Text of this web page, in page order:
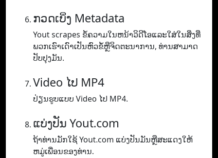
ກວດເບິ່ງ Metadata
Yout scrapes ຂໍ້ຄວາມໃນຫນ້າວິດີໂອແລະໃສ່ໃນສິ່ງທີ່
ພວກເຮົາເດົາເປັນຫົວຂໍ້ຫຼືຈິດຕະນາການ, ທ່ານສາມາດ
ປັບປຸງມັນ.
Video ໄປ MP4
ປ່ຽນຮູບແບບ Video ໄປ MP4.
ແບ່ງປັນ Yout.com
ຖ້າທ່ານມັກໃຊ້ Yout.com ແບ່ງປັນມັນຫຼືສະແດງໃຫ້
ຫມູ່ເພື່ອນຂອງທ່ານ.